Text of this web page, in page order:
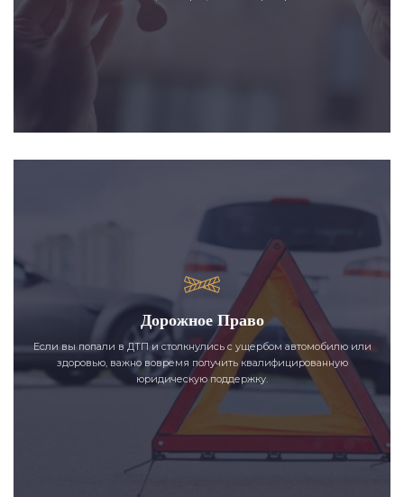
Дорожное Право
Если вы попали в ДТП и столкнулись с ущербом автомобилю или
здоровью, важно вовремя получить квалифицированную
юридическую поддержку.